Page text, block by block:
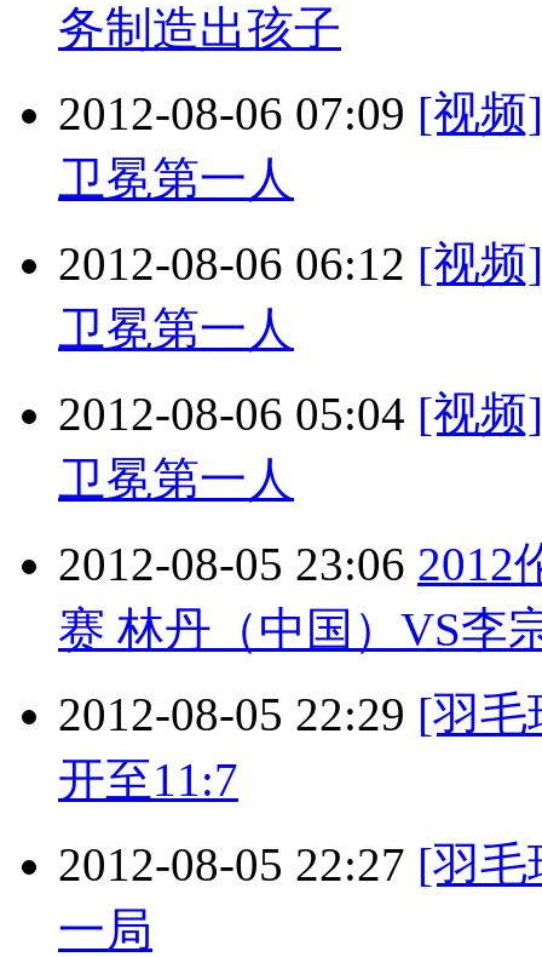
务制造出孩子
2012-08-06 07:09 [视频
卫冕第一人
2012-08-06 06:12 [视频
卫冕第一人
2012-08-06 05:04 [视频
卫冕第一人
2012-08-05 23:06 2012
赛 林丹（中国）VS李
2012-08-05 22:29 [羽毛
开至11:7
2012-08-05 22:27 [羽毛
一局